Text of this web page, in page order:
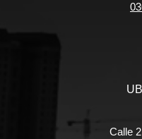
Calle